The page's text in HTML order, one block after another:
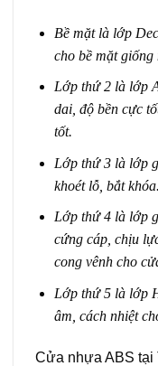
Bề mặt là lớp
cho bề mặt
Lớp thứ 2 là lớp
dai, độ bền cực
tốt.
Lớp thứ 3 là lớp
khoét lỗ, bắt khóa.
Lớp thứ 4 là lớp
cứng cáp, chịu
cong vênh cho
Lớp thứ 5 là lớp
âm, cách nhiệt
Cửa nhựa ABS tại